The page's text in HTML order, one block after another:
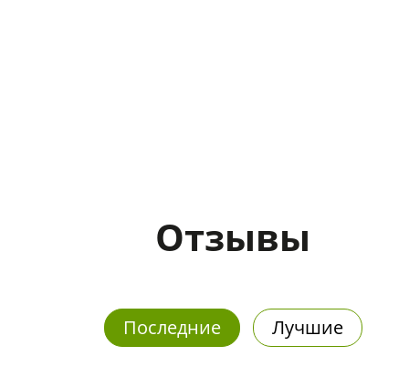
Отзывы
Последние Лучшие